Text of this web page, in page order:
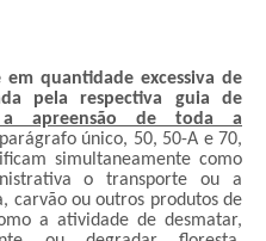
quantidade excessiva de
pela respectiva guia de
a apreensão de toda a
único, 50, 50-A e 70,
simultaneamente como
o transporte ou a
carvão ou outros produtos de
a atividade de desmatar,